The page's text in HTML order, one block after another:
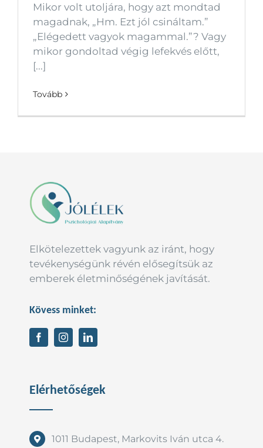
Mikor volt utoljára, hogy azt mondtad
magadnak, „Hm. Ezt jól csináltam.”
„Elégedett vagyok magammal.”? Vagy
mikor gondoltad végig lefekvés előtt,
[...]
Tovább
Elkötelezettek vagyunk az iránt, hogy
tevékenységünk révén elősegítsük az
emberek életminőségének javítását.
Kövess minket:
Elérhetőségek
1011 Budapest, Markovits Iván utca 4.